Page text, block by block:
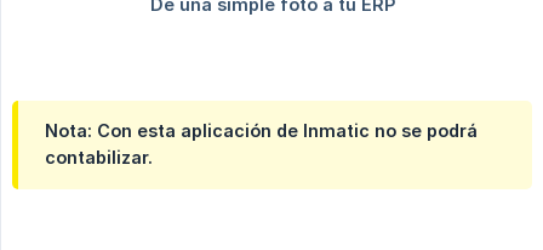
Nota: Con esta aplicación de Inmatic no se podrá
contabilizar.